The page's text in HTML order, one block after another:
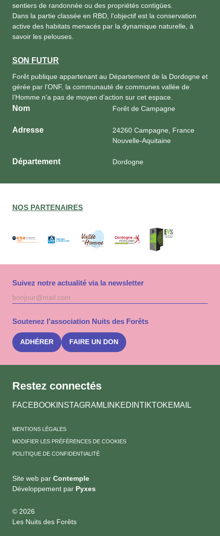
sentiers de randonnée ou des propriétés contigües.
Dans la partie classée en RBD, l'objectif est la conservation
active des habitats menacés par la dynamique naturelle, à
savoir les pelouses.
SON FUTUR
Forêt publique appartenant au Département de la Dordogne et
gérée par l’ONF, la communauté de communes vallée de
l’Homme n’a pas de moyen d’action sur cet espace.
Nom Forêt de Campagne
Adresse
24260 Campagne, France
Nouvelle-Aquitaine
Département Dordogne
NOS PARTENAIRES
Suivez notre actualité via la newsletter
Adresse
mail
à
Soutenez l'association Nuits des Forêts
ADHÉRER FAIRE UN DON
Restez connectés
FACEBOOK INSTAGRAM LINKEDINTIKTOKEMAIL
MENTIONS LÉGALES
MODIFIER LES PRÉFÉRENCES DE COOKIES
POLITIQUE DE CONFIDENTIALITÉ
Site web par Contemple
Développement par Pyxes
© 2026
Les Nuits des Forêts